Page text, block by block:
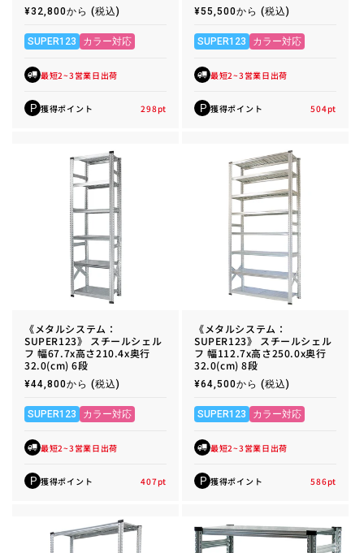
通
価
格
¥32,800から (税込)
SUPER123 カラー対応
最短2~3営業日出荷
P 獲得ポイント 298pt
通
価
格
¥55,500から (税込)
SUPER123 カラー対応
最短2~3営業日出荷
P 獲得ポイント 504pt
《メタルシステム：
SUPER123》 スチールシェル
フ 幅67.7x高さ210.4x奥行
32.0(cm) 6段
通
価
格
¥44,800から (税込)
SUPER123 カラー対応
最短2~3営業日出荷
P 獲得ポイント 407pt
《メタルシステム：
SUPER123》 スチールシェル
フ 幅112.7x高さ250.0x奥行
32.0(cm) 8段
通
価
格
¥64,500から (税込)
SUPER123 カラー対応
最短2~3営業日出荷
P 獲得ポイント 586pt